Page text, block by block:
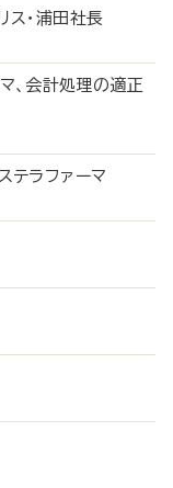
・浦田社長
、会計処理の適正
テラファーマ